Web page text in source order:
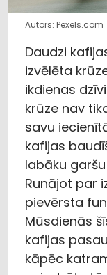
Autors: Pexels.com
Daudzi
izvēlēta
ikdienas
krūze nav
savu
kafijas
labāku
Runājot par
pievērsta
Mūsdienās
kafijas
kāpēc